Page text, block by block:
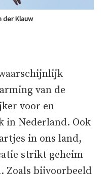
der Klauw
van de
voor en
in Nederland. Ook
in ons land,
strikt geheim
Zoals bijvoorbeeld